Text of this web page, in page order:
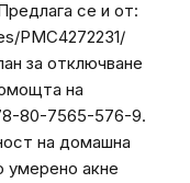
се и от:
PMC4272231/
за отключване
на
80-7565-576-9.
на домашна
умерено акне